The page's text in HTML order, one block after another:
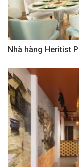
Nhà hàng Heritist